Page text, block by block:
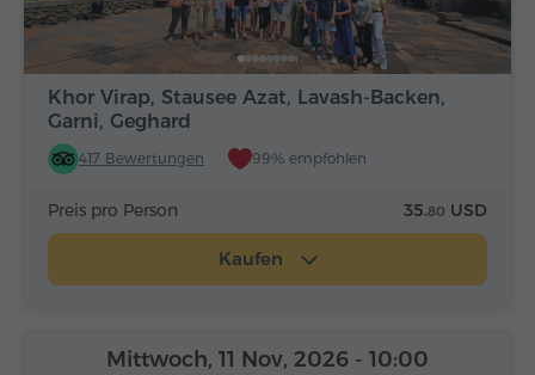
Khor Virap, Stausee Azat, Lavash-Backen,
Garni, Geghard
417 Bewertungen 99% empfohlen
Preis pro Person 35.80 USD
Kaufen
Mittwoch, 11 Nov, 2026 - 10:00